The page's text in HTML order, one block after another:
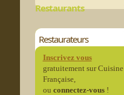
Restaurants
Restaurateurs
Inscrivez vous
gratuitement sur Cuisine
Française,
ou connectez-vous!